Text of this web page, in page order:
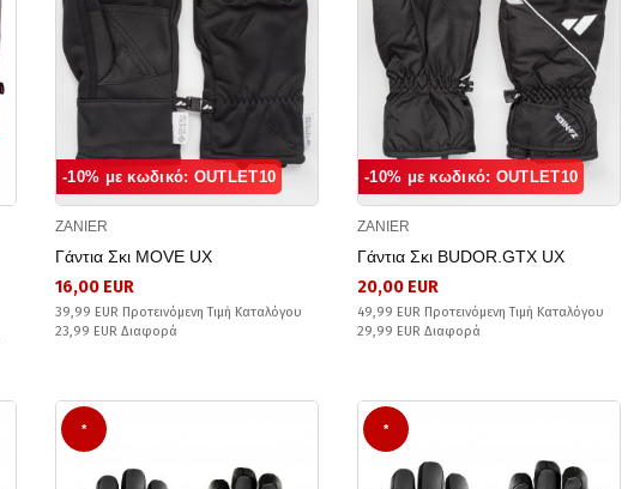
-10% με κωδικό: OUTLET10
ZANIER
Γάντια Σκι MOVE UX
16,00 EUR
39,99 EUR Προτεινόμενη Τιμή Καταλόγου
23,99 EUR Διαφορά
-10% με κωδικό: OUTLET10
ZANIER
Γάντια Σκι BUDOR.GTX UX
20,00 EUR
49,99 EUR Προτεινόμενη Τιμή Καταλόγου
29,99 EUR Διαφορά
* *